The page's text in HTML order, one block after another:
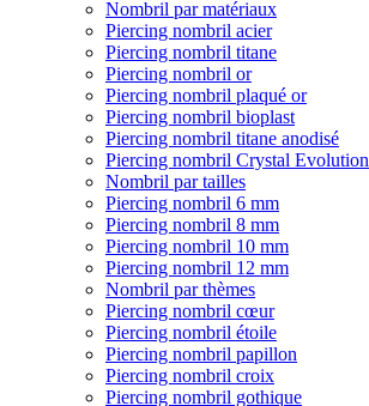
Nombril par matériaux
Piercing nombril acier
Piercing nombril titane
Piercing nombril or
Piercing nombril plaqué or
Piercing nombril bioplast
Piercing nombril titane anodisé
Piercing nombril Crystal Evolution
Nombril par tailles
Piercing nombril 6 mm
Piercing nombril 8 mm
Piercing nombril 10 mm
Piercing nombril 12 mm
Nombril par thèmes
Piercing nombril cœur
Piercing nombril étoile
Piercing nombril papillon
Piercing nombril croix
Piercing nombril gothique